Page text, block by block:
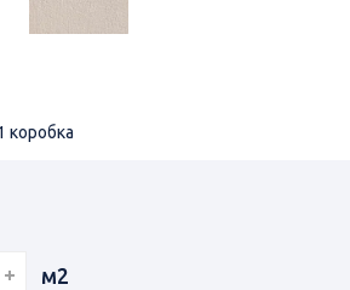
коробка
м2